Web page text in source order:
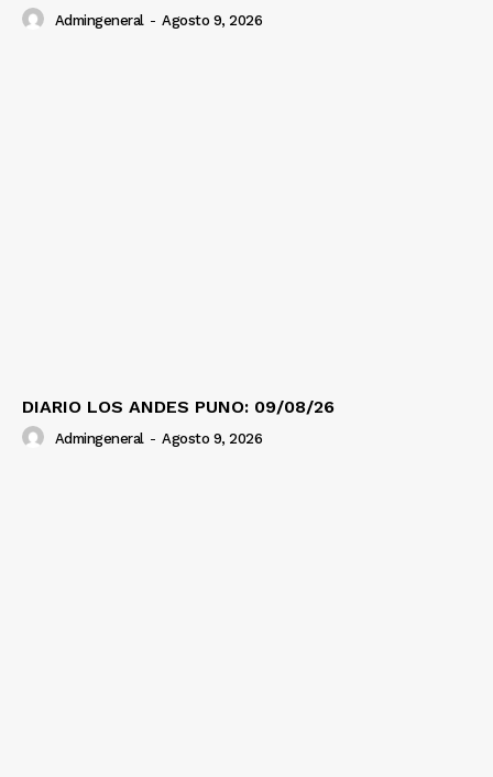
Admingeneral - Agosto 9, 2026
DIARIO LOS ANDES PUNO: 09/08/26
Admingeneral - Agosto 9, 2026